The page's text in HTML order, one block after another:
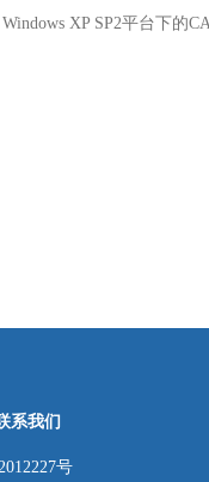
XP SP2平台下的
系我们
号